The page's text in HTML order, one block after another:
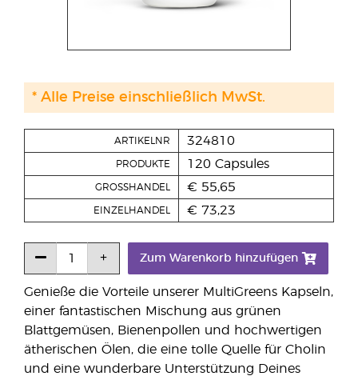
Genieße die Vorteile unserer MultiGreens Kapseln,
einer fantastischen Mischung aus grünen
Blattgemüsen, Bienenpollen und hochwertigen
ätherischen Ölen, die eine tolle Quelle für Cholin
und eine wunderbare Unterstützung Deines
ARTIKELNR 324810
PRODUKTE 120 Capsules
GROSSHANDEL € 55,65
EINZELHANDEL € 73,23
Zum Warenkorb hinzufügen
* Alle Preise einschließlich MwSt.